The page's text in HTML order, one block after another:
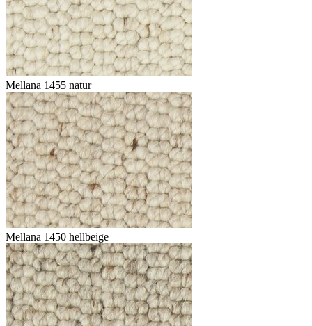
Mellana 1455 natur
Mellana 1450 hellbeige